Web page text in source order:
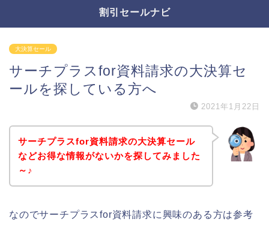
割引セールナビ
大決算セール
サーチプラスfor資料請求の大決算セ
ールを探している方へ
2021年1月22日
サーチプラスfor資料請求の大決算セール
などお得な情報がないかを探してみました
～♪
なのでサーチプラスfor資料請求に興味のある方は参考